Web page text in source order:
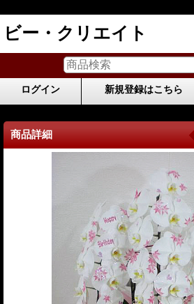
ビー・クリエイト
ログイン 新規登録はこちら
商品詳細